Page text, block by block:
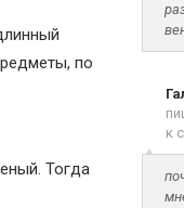
по
Тогда
к